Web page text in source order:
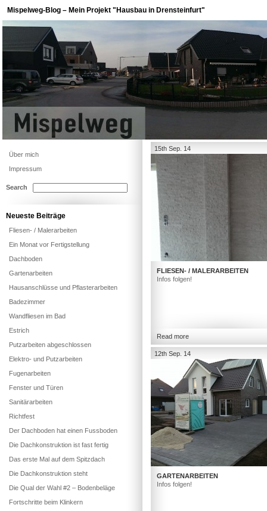
Mispelweg-Blog – Mein Projekt "Hausbau in Drensteinfurt"
15th Sep. 14
FLIESEN- / MALERARBEITEN
Infos folgen!
Read more
12th Sep. 14
GARTENARBEITEN
Infos folgen!
Über mich
Impressum
Search
Neueste Beiträge
Fliesen- / Malerarbeiten
Ein Monat vor Fertigstellung
Dachboden
Gartenarbeiten
Hausanschlüsse und Pflasterarbeiten
Badezimmer
Wandfliesen im Bad
Estrich
Putzarbeiten abgeschlossen
Elektro- und Putzarbeiten
Fugenarbeiten
Fenster und Türen
Sanitärarbeiten
Richtfest
Der Dachboden hat einen Fussboden
Die Dachkonstruktion ist fast fertig
Das erste Mal auf dem Spitzdach
Die Dachkonstruktion steht
Die Qual der Wahl #2 – Bodenbeläge
Fortschritte beim Klinkern